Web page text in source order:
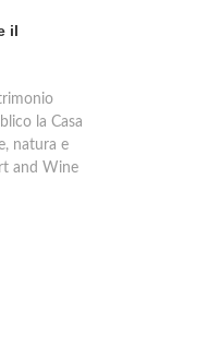
il
la Casa
natura e
and Wine